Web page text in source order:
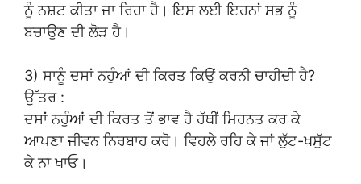
ਨੂੰ ਨਸ਼ਟ ਕੀਤਾ ਜਾ ਰਿਹਾ ਹੈ। ਇਸ ਲਈ ਇਹਨਾਂ ਸਭ ਨੂੰ
ਬਚਾਉਣ ਦੀ ਲੋੜ ਹੈ।
3) ਸਾਨੂੰ ਦਸਾਂ ਨਹੁੰਆਂ ਦੀ ਕਿਰਤ ਕਿਉਂ ਕਰਨੀ ਚਾਹੀਦੀ ਹੈ?
ਉੱਤਰ :
ਦਸਾਂ ਨਹੁੰਆਂ ਦੀ ਕਿਰਤ ਤੋਂ ਭਾਵ ਹੈ ਹੱਥੀਂ ਮਿਹਨਤ ਕਰ ਕੇ
ਆਪਣਾ ਜੀਵਨ ਨਿਰਬਾਹ ਕਰੋ। ਵਿਹਲੇ ਰਹਿ ਕੇ ਜਾਂ ਲੁੱਟ-ਖਸੁੱਟ
ਕੇ ਨਾ ਖਾਓ।